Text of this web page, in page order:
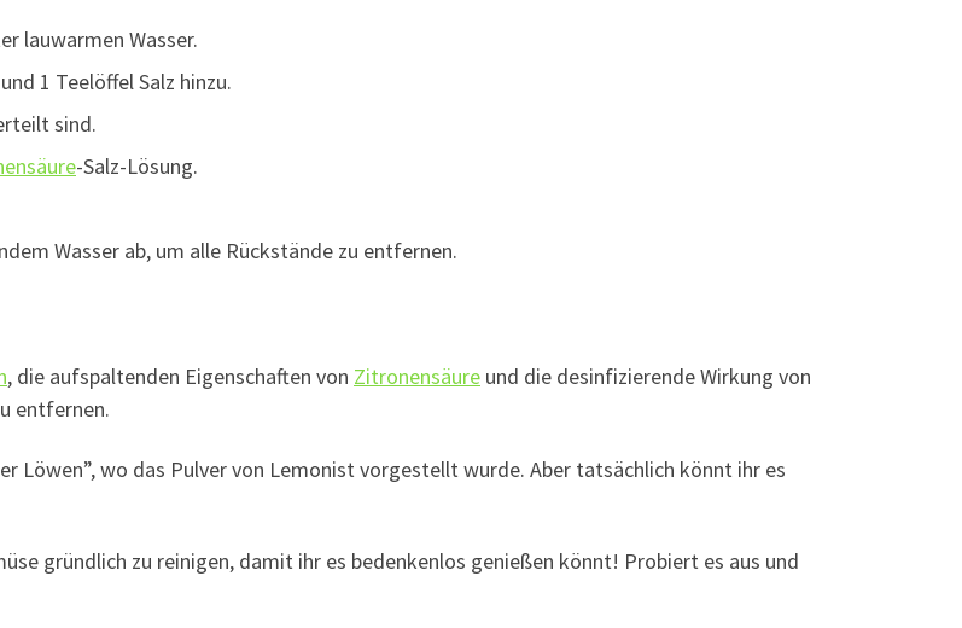
lauwarmen Wasser.
und 1 Teelöffel Salz hinzu.
sind.
-Salz-Lösung.
Wasser ab, um alle Rückstände zu entfernen.
, die aufspaltenden Eigenschaften von Zitronensäure und die desinfizierende Wirkung von
entfernen.
Löwen”, wo das Pulver von Lemonist vorgestellt wurde. Aber tatsächlich könnt ihr es
gründlich zu reinigen, damit ihr es bedenkenlos genießen könnt! Probiert es aus und